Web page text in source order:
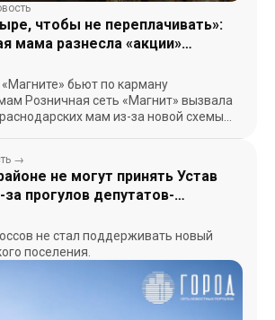
чтобы не переплачивать»:
мама разнесла «акции»
в «Магните»
бьют по карману
Розничная сеть «Магнит» вызвала
мам из-за новой схемы
→
не могут принять Устав
прогулов депутатов-
не стал поддерживать новый
поселения.